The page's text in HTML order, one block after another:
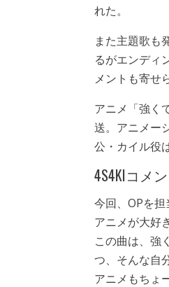
れた。
また主題歌も
るがエンディ
メントも寄せ
アニメ「強く
送。アニメー
公・カイル役
4S4KIコメ
今回、OPを担
アニメが大好
この曲は、強
つ、そんな自
アニメもちょ